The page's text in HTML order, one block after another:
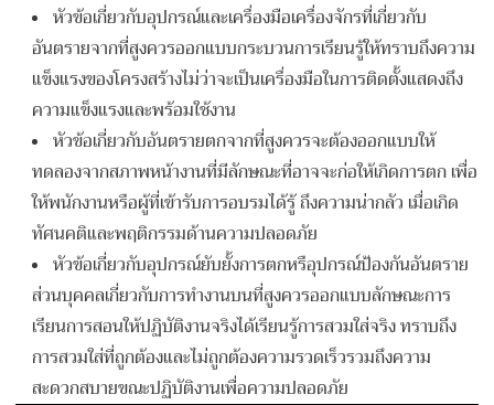
หัวข้อเกี่ยวกับอุปกรณ์และเครื่องมือเครื่องจักรที่เกี่ยวกับ
อันตรายจากที่สูงควรออกแบบกระบวนการเรียนรู้ให้ทราบถึงความ
แข็งแรงของโครงสร้างไม่ว่าจะเป็นเครื่องมือในการติดตั้งแสดงถึง
ความแข็งแรงและพร้อมใช้งาน
หัวข้อเกี่ยวกับอันตรายตกจากที่สูงควรจะต้องออกแบบให้
ทดลองจากสภาพหน้างานที่มีลักษณะที่อาจจะก่อให้เกิดการตก เพื่อ
ให้พนักงานหรือผู้ที่เข้ารับการอบรมได้รู้ ถึงความน่ากลัว เมื่อเกิด
ทัศนคติและพฤติกรรมด้านความปลอดภัย
หัวข้อเกี่ยวกับอุปกรณ์ยับยั้งการตกหรือุปกรณ์ป้องกันอันตราย
ส่วนบุคคลเกี่ยวกับการทำงานบนที่สูงควรออกแบบลักษณะการ
เรียนการสอนให้ปฏิบัติงานจริงได้เรียนรู้การสวมใส่จริง ทราบถึง
การสวมใส่ที่ถูกต้องและไม่ถูกต้องความรวดเร็วรวมถึงความ
สะดวกสบายขณะปฏิบัติงานเพื่อความปลอดภัย